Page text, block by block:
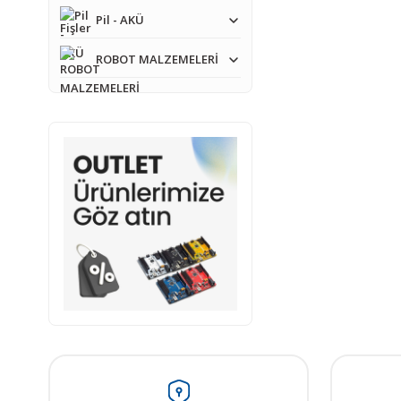
Pil - AKÜ
ROBOT MALZEMELERİ